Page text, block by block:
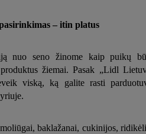
– itin platus
nuo seno žinome kaip puikų
žiemai. Pasak „Lidl
viską, ką galite rasti
baklažanai, cukinijos,